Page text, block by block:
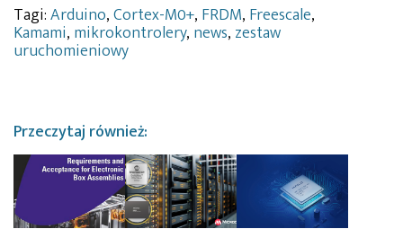
Tagi:Arduino,Cortex-M0+, FRDM, Freescale,
Kamami, mikrokontrolery, news, zestaw
uruchomieniowy
Przeczytaj również: